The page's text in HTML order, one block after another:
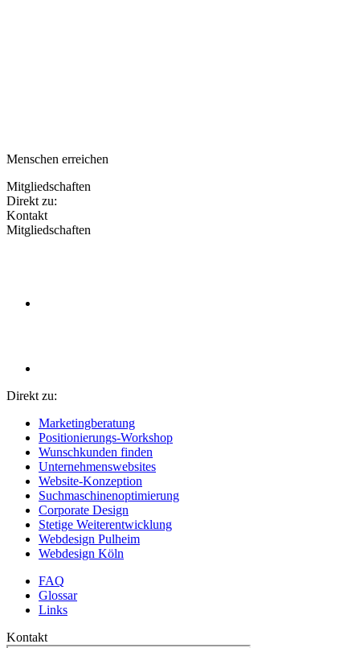
Menschen erreichen
Mitgliedschaften
Direkt zu:
Kontakt
Mitgliedschaften
Direkt zu:
Marketingberatung
Positionierungs-Workshop
Wunschkunden finden
Unternehmenswebsites
Website-Konzeption
Suchmaschinenoptimierung
Corporate Design
Stetige Weiterentwicklung
Webdesign Pulheim
Webdesign Köln
FAQ
Glossar
Links
Kontakt